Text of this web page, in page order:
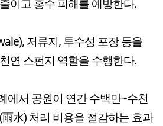
이고 홍수 피해를 예방한다.
저류지, 투수성 포장 등을
연 스펀지 역할을 수행한다.
에서 공원이 연간 수백만~수천
水) 처리 비용을 절감하는 효과